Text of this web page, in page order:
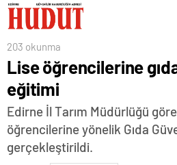
203 okunma
Lise öğrencilerine
eğitimi
Edirne İl Tarım Müdürlüğü
öğrencilerine yönelik Gıda
gerçekleştirildi.